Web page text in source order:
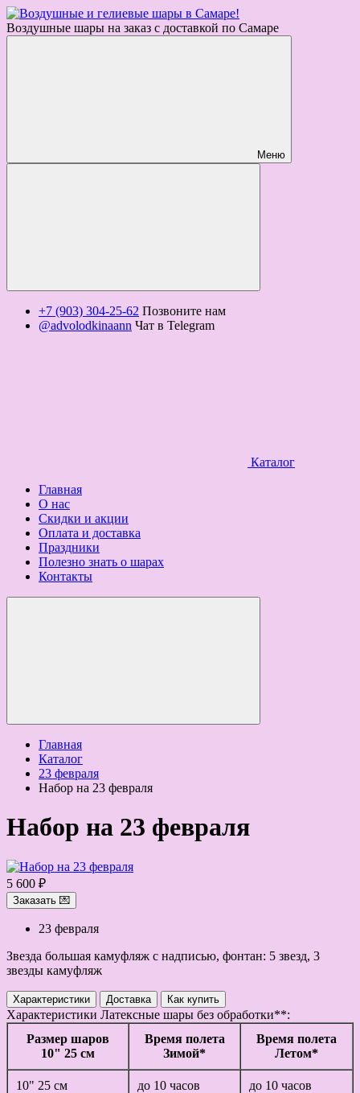
Воздушные шары на заказ с доставкой по Самаре
Меню
+7 (903) 304-25-62 Позвоните нам
@advolodkinaann Чат в Telegram
Каталог
Главная
О нас
Скидки и акции
Оплата и доставка
Праздники
Полезно знать о шарах
Контакты
Главная
Каталог
23 февраля
Набор на 23 февраля
Набор на 23 февраля
5 600 ₽
Заказать 💌
23 февраля
Звезда большая камуфляж с надписью, фонтан: 5 звезд, 3
звезды камуфляж
Характеристики Доставка Как купить
Характеристики Латексные шары без обработки**:
Размер шаров
10" 25 см
Время полета
Зимой*
Время полета
Летом*
10" 25 см до 10 часов до 10 часов